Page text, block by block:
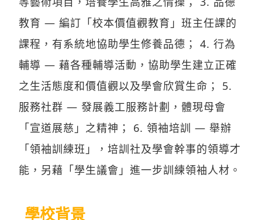
教育 — 編訂「校本價值觀教育」班主任課的
課程，有系統地協助學生修養品德； 4. 行為
輔導 — 藉各種輔導活動，協助學生建立正確
之生活態度和價值觀以及學會欣賞生命； 5.
服務社群 — 發展義工服務計劃，體現母會
「宣道展慈」之精神； 6. 領袖培訓 — 舉辦
「領袖訓練班」，培訓社及學會幹事的領導才
能，另藉「學生議會」進一步訓練領袖人材。
學校背景